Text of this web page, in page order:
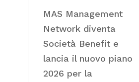
MAS Management
Network diventa
Società Benefit e
lancia il nuovo piano
2026 per la